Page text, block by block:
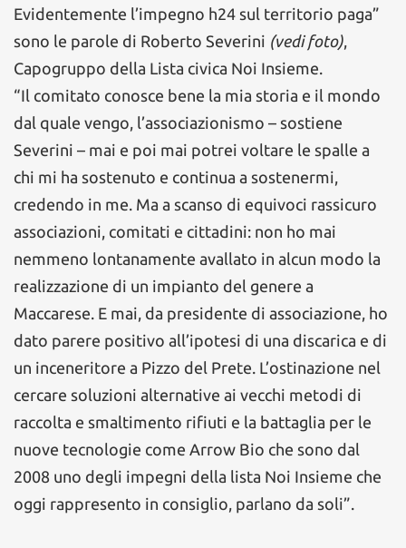
Evidentemente l’impegno h24 sul territorio paga”
sono le parole di Roberto Severini (vedi foto),
Capogruppo della Lista civica Noi Insieme.
“Il comitato conosce bene la mia storia e il mondo
dal quale vengo, l’associazionismo – sostiene
Severini – mai e poi mai potrei voltare le spalle a
chi mi ha sostenuto e continua a sostenermi,
credendo in me. Ma a scanso di equivoci rassicuro
associazioni, comitati e cittadini: non ho mai
nemmeno lontanamente avallato in alcun modo la
realizzazione di un impianto del genere a
Maccarese. E mai, da presidente di associazione, ho
dato parere positivo all’ipotesi di una discarica e di
un inceneritore a Pizzo del Prete. L’ostinazione nel
cercare soluzioni alternative ai vecchi metodi di
raccolta e smaltimento rifiuti e la battaglia per le
nuove tecnologie come Arrow Bio che sono dal
2008 uno degli impegni della lista Noi Insieme che
oggi rappresento in consiglio, parlano da soli”.